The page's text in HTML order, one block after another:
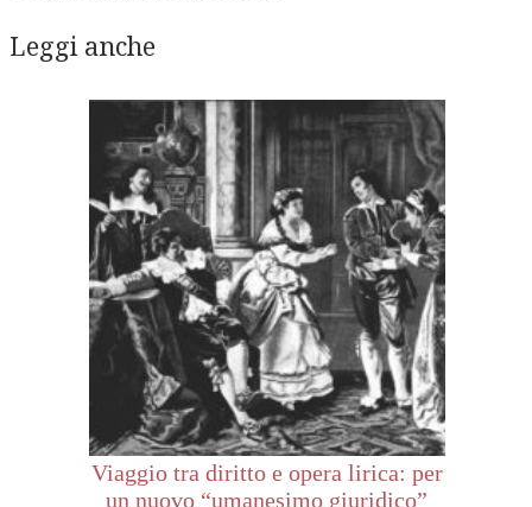
Leggi anche
Viaggio tra diritto e opera lirica: per
un nuovo “umanesimo giuridico”